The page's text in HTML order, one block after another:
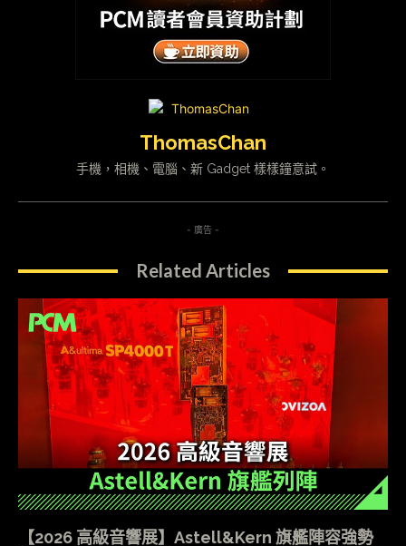
ThomasChan
手機，相機、電腦、新 Gadget 樣樣鐘意試。
- 廣告 -
Related Articles
【2026 高級音響展】Astell&Kern 旗艦陣容強勢